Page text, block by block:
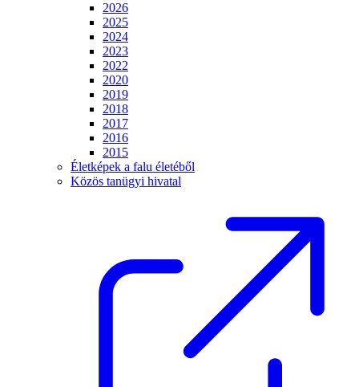
2026
2025
2024
2023
2022
2020
2019
2018
2017
2016
2015
Életképek a falu életéből
Közös tanügyi hivatal